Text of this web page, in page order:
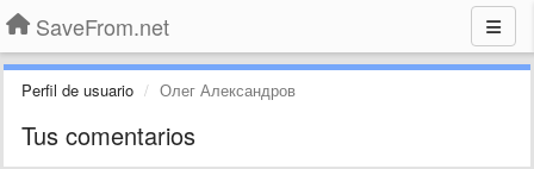
SaveFrom.net
Perfil de usuario Олег Александров
Tus comentarios